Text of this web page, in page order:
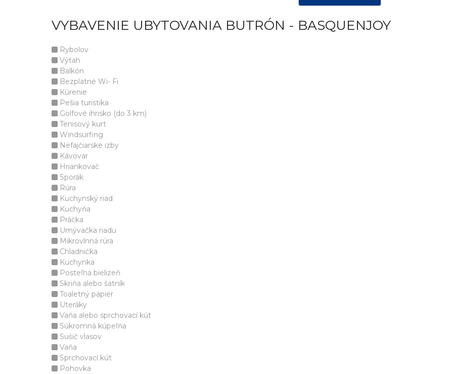
VYBAVENIE UBYTOVANIA BUTRÓN - BASQUENJOY
Rybolov
Výťah
Balkón
Bezplatné Wi- Fi
Kúrenie
Pešia turistika
Golfové ihrisko (do 3 km)
Tenisový kurt
Windsurfing
Nefajčiarske izby
Kávovar
Hriankovač
Sporák
Rúra
Kuchynský riad
Kuchyňa
Práčka
Umývačka riadu
Mikrovlnná rúra
Chladnička
Kuchynka
Posteľná bielizeň
Skriňa alebo šatník
Toaletný papier
Uteráky
Vaňa alebo sprchovací kút
Súkromná kúpeľňa
Sušič vlasov
Vaňa
Sprchovací kút
Pohovka